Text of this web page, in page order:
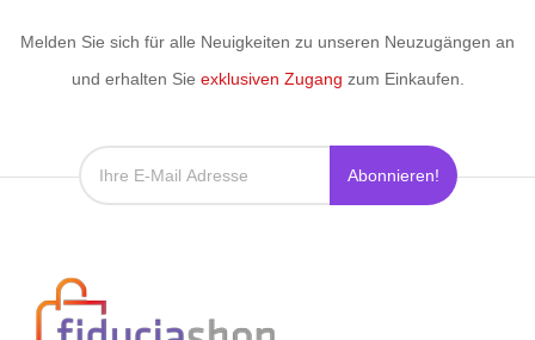
Melden Sie sich für alle Neuigkeiten zu unseren Neuzugängen an
und erhalten Sie exklusiven Zugang zum Einkaufen.
Abonnieren!